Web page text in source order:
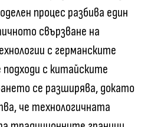
процес разбива един
свързване на
с германските
с китайските
се разширява, докато
че технологичната